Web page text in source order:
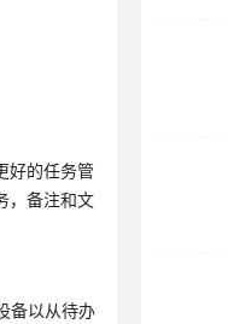
好的任务管
，备注和文
备以从待办